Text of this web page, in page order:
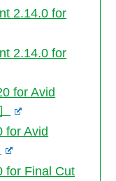
2.14.0 for
2.14.0 for
for Avid
for Avid
for Final Cut